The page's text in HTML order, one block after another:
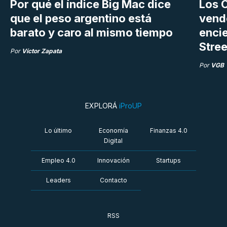
Por qué el índice Big Mac dice
que el peso argentino está
barato y caro al mismo tiempo
Por Víctor Zapata
Los
Por VGB
EXPLORÁ iProUP
Lo último
Economía
Digital
Finanzas 4.0
Empleo 4.0 Innovación Startups
Leaders Contacto
RSS